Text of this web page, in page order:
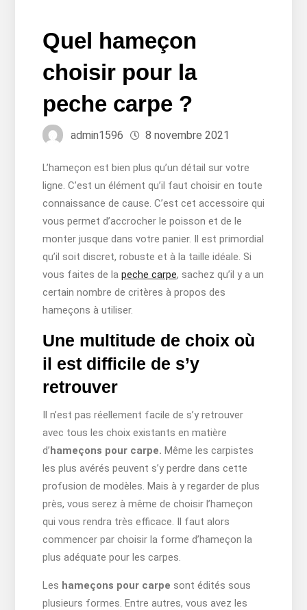
Quel hameçon
choisir pour la
peche carpe ?
admin1596 8 novembre 2021
L’hameçon est bien plus qu’un détail sur votre
ligne. C’est un élément qu’il faut choisir en toute
connaissance de cause. C’est cet accessoire qui
vous permet d’accrocher le poisson et de le
monter jusque dans votre panier. Il est primordial
qu’il soit discret, robuste et à la taille idéale. Si
vous faites de la peche carpe, sachez qu’il y a un
certain nombre de critères à propos des
hameçons à utiliser.
Une multitude de choix où
il est difficile de s’y
retrouver
Il n’est pas réellement facile de s’y retrouver
avec tous les choix existants en matière
d’hameçons pour carpe. Même les carpistes
les plus avérés peuvent s’y perdre dans cette
profusion de modèles. Mais à y regarder de plus
près, vous serez à même de choisir l’hameçon
qui vous rendra très efficace. Il faut alors
commencer par choisir la forme d’hameçon la
plus adéquate pour les carpes.
Les hameçons pour carpe sont édités sous
plusieurs formes. Entre autres, vous avez les